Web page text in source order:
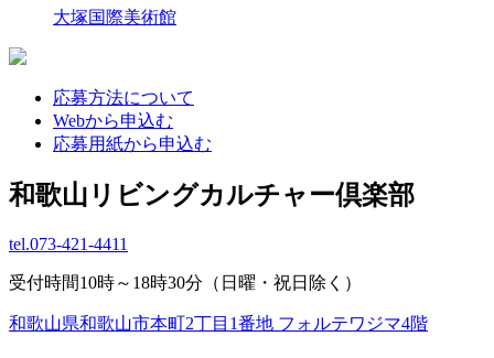
大塚国際美術館
応募方法について
Webから申込む
応募用紙から申込む
和歌山リビングカルチャー倶楽部
tel.073-421-4411
受付時間10時～18時30分（日曜・祝日除く）
和歌山県和歌山市本町2丁目1番地 フォルテワジマ4階